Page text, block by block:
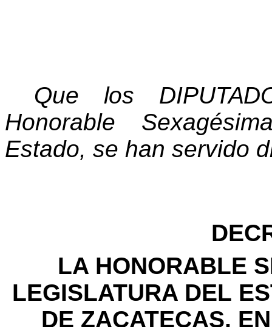
Que los
Honorable
Estado, se han servido
LA HONORABLE
LEGISLATURA DEL
DE ZACATECAS,